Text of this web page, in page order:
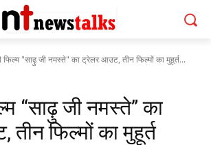
फिल्म "साढ़ु जी नमस्ते" का ट्रेलर आउट, तीन फिल्मों का मुहूर्त...
“साढ़ु जी नमस्ते” का
फिल्मों का मुहूर्त